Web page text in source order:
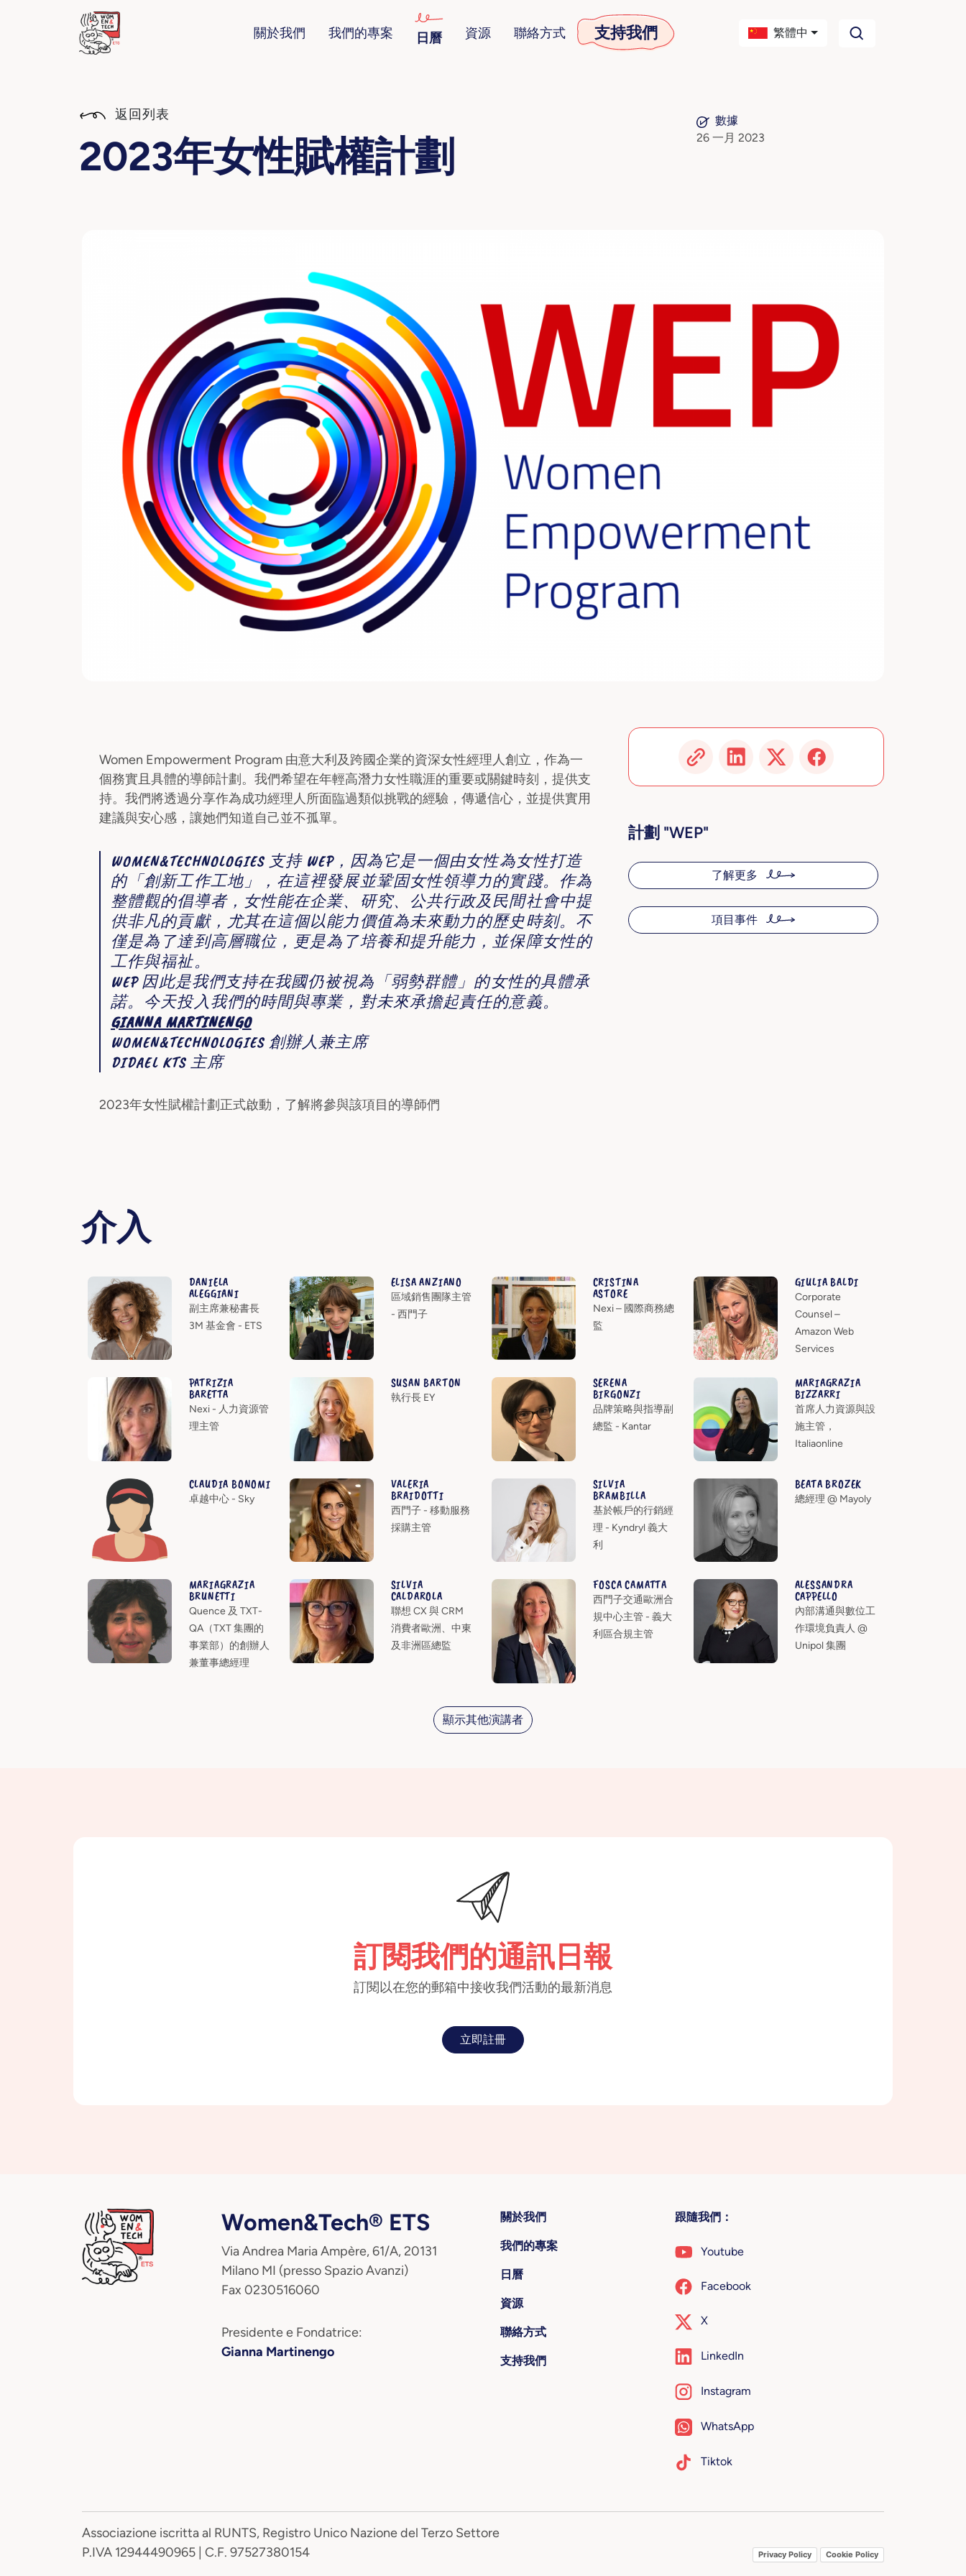
關於我們 我們的專案 日曆 資源 聯絡方式 支持我們 繁體中
返回列表
2023年女性賦權計劃
數據
26 一月 2023
Women Empowerment Program 由意大利及跨國企業的資深女性經理人創立，作為一
個務實且具體的導師計劃。我們希望在年輕高潛力女性職涯的重要或關鍵時刻，提供支
持。我們將透過分享作為成功經理人所面臨過類似挑戰的經驗，傳遞信心，並提供實用
建議與安心感，讓她們知道自己並不孤單。
WOMEN&TECHNOLOGIES 支持 WEP，因為它是一個由女性為女性打造
的「創新工作工地」，在這裡發展並鞏固女性領導力的實踐。作為
整體觀的倡導者，女性能在企業、研究、公共行政及民間社會中提
供非凡的貢獻，尤其在這個以能力價值為未來動力的歷史時刻。不
僅是為了達到高層職位，更是為了培養和提升能力，並保障女性的
工作與福祉。
WEP 因此是我們支持在我國仍被視為「弱勢群體」的女性的具體承
諾。今天投入我們的時間與專業，對未來承擔起責任的意義。
GIANNA MARTINENGO
WOMEN&TECHNOLOGIES 創辦人兼主席
DIDAEL KTS 主席
2023年女性賦權計劃正式啟動，了解將參與該項目的導師們
計劃 "WEP"
了解更多
項目事件
介入
DANIELA
ALEGGIANI
副主席兼秘書長
3M 基金會 - ETS
ELISA ANZIANO
區域銷售團隊主管
- 西門子
CRISTINA
ASTORE
Nexi – 國際商務總
監
GIULIA BALDI
Corporate
Counsel –
Amazon Web
Services
PATRIZIA
BARETTA
Nexi - 人力資源管
理主管
SUSAN BARTON
執行長 EY
SERENA
BIRGONZI
品牌策略與指導副
總監 - Kantar
MARIAGRAZIA
BIZZARRI
首席人力資源與設
施主管，
Italiaonline
CLAUDIA BONOMI
卓越中心 - Sky
VALERIA
BRAIDOTTI
西門子 - 移動服務
採購主管
SILVIA
BRAMBILLA
基於帳戶的行銷經
理 - Kyndryl 義大
利
BEATA BROZEK
總經理 @ Mayoly
MARIAGRAZIA
BRUNETTI
Quence 及 TXT-
QA（TXT 集團的
事業部）的創辦人
兼董事總經理
SILVIA
CALDAROLA
聯想 CX 與 CRM
消費者歐洲、中東
及非洲區總監
FOSCA CAMATTA
西門子交通歐洲合
規中心主管 - 義大
利區合規主管
ALESSANDRA
CAPPELLO
內部溝通與數位工
作環境負責人 @
Unipol 集團
顯示其他演講者
訂閱我們的通訊日報
訂閱以在您的郵箱中接收我們活動的最新消息
立即註冊
Women&Tech® ETS
Via Andrea Maria Ampère, 61/A, 20131
Milano MI (presso Spazio Avanzi)
Fax 0230516060
Presidente e Fondatrice:
Gianna Martinengo
關於我們
我們的專案
日曆
資源
聯絡方式
支持我們
跟隨我們：
Youtube
Facebook
X
LinkedIn
Instagram
WhatsApp
Tiktok
Associazione iscritta al RUNTS, Registro Unico Nazione del Terzo Settore
P.IVA 12944490965 | C.F. 97527380154
Privacy Policy Cookie Policy